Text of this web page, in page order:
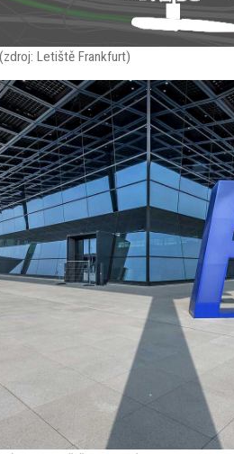
Letiště Frankfurt)